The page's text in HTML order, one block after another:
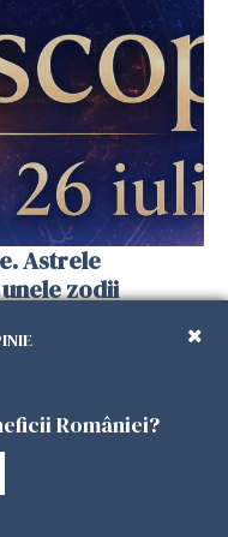
Astrele
zodii
României?